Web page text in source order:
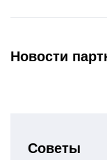
Новости
Советы